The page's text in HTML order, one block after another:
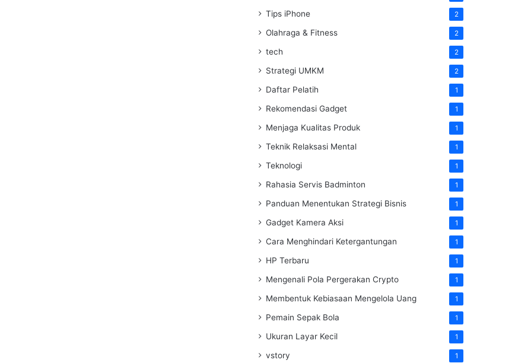
Tips iPhone 2
Olahraga & Fitness 2
tech 2
Strategi UMKM 2
Daftar Pelatih 1
Rekomendasi Gadget 1
Menjaga Kualitas Produk 1
Teknik Relaksasi Mental 1
Teknologi 1
Rahasia Servis Badminton 1
Panduan Menentukan Strategi Bisnis 1
Gadget Kamera Aksi 1
Cara Menghindari Ketergantungan 1
HP Terbaru 1
Mengenali Pola Pergerakan Crypto 1
Membentuk Kebiasaan Mengelola Uang 1
Pemain Sepak Bola 1
Ukuran Layar Kecil 1
vstory 1